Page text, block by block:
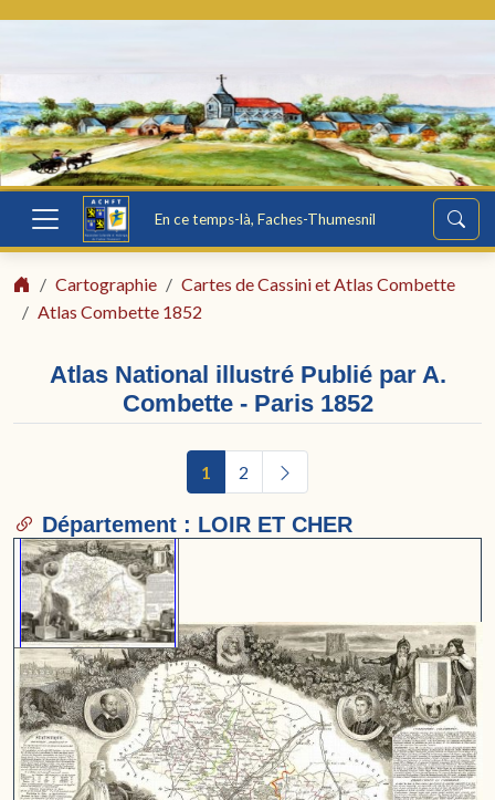
En ce temps-là, Faches-Thumesnil
Cartographie
Cartes de Cassini et Atlas Combette
Atlas Combette 1852
Atlas National illustré Publié par A.
Combette - Paris 1852
1 2
Département : LOIR ET CHER